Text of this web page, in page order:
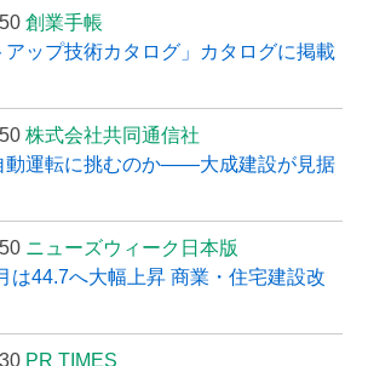
創業手帳
アップ技術カタログ」カタログに掲載
株式会社共同通信社
動運転に挑むのか――大成建設が見据
ニューズウィーク日本版
は44.7へ大幅上昇 商業・住宅建設改
PR TIMES